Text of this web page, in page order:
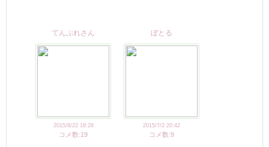
てんぷれさん
2015/8/22 18:28
コメ数:19
ぼとる
2015/7/2 20:42
コメ数:9